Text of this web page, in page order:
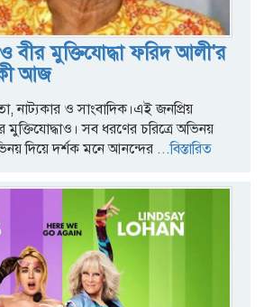
বীর মুক্তিযোদ্ধা ফরিদ আলী'র
আজ
নাট্যকার ও সাংবাদিক।এই জনপ্রিয়
সব ধরণের চরিত্রে অভিনয়
দিয়ে দর্শক মনে আনন্দের ...বিস্তারিত